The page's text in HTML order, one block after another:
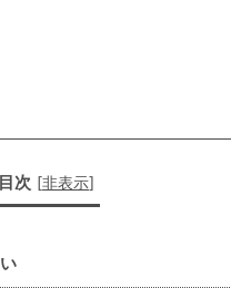
目次 [非表示]